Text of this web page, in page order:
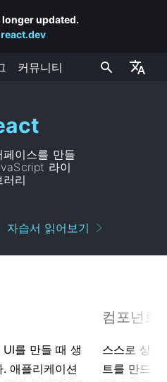
updated.
커뮤니티
이스를 만들
라이
러리
자습서 읽어보기
를 만들 때 생
애플리케이션
컴포넌트
스스로 상태
트를 만드세